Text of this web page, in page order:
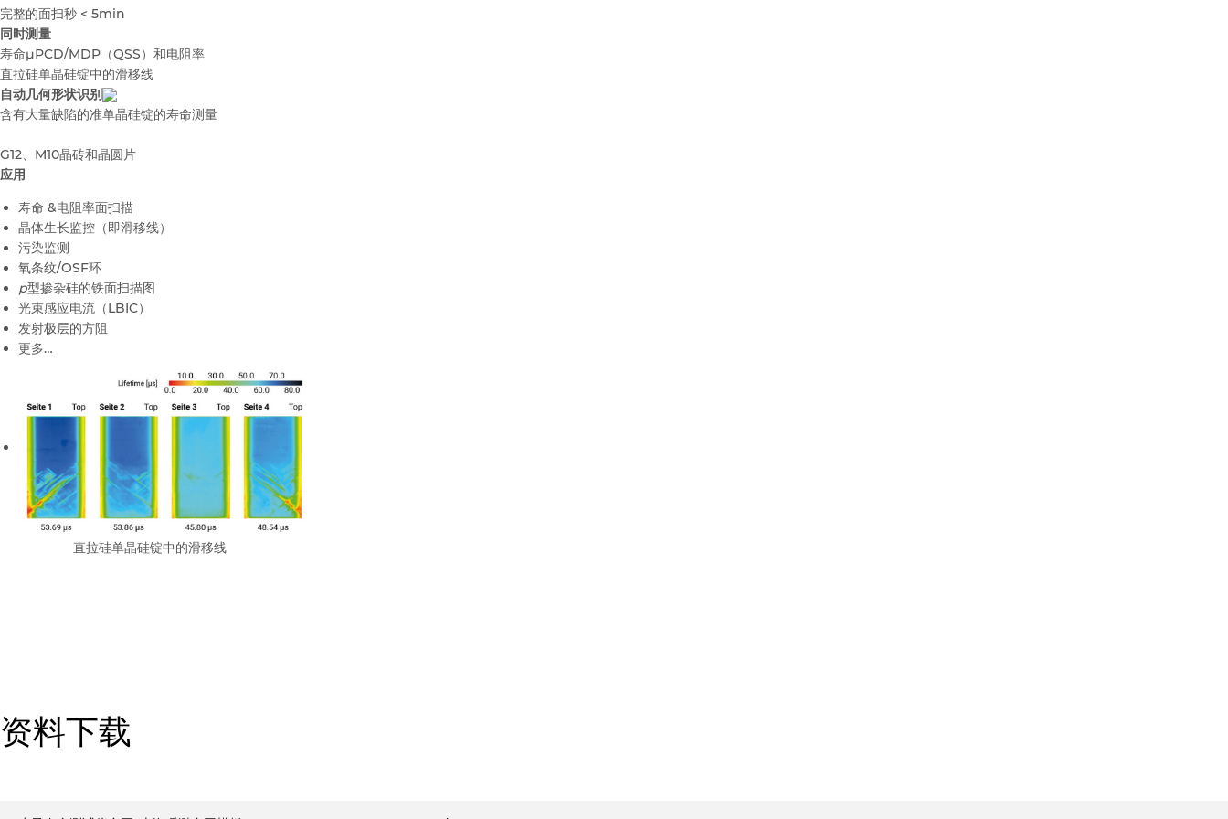
完整的面扫秒 < 5min
同时测量
寿命μPCD/MDP（QSS）和电阻率
直拉硅单晶硅锭中的滑移线
自动几何形状识别
含有大量缺陷的准单晶硅锭的寿命测量
G12、M10晶砖和晶圆片
应用
寿命 &电阻率面扫描
晶体生长监控（即滑移线）
污染监测
氧条纹/OSF环
p型掺杂硅的铁面扫描图
光束感应电流（LBIC）
发射极层的方阻
更多…
直拉硅单晶硅锭中的滑移线
资料下载